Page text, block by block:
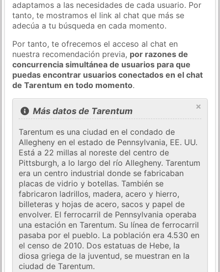
adaptamos a las necesidades de cada usuario. Por
tanto, te mostramos el link al chat que más se
adecúa a tu búsqueda en cada momento.
Por tanto, te ofrecemos el acceso al chat en
nuestra recomendación previa, por razones de
concurrencia simultánea de usuarios para que
puedas encontrar usuarios conectados en el chat
de Tarentum en todo momento.
×
Más datos de Tarentum
Tarentum es una ciudad en el condado de
Allegheny en el estado de Pennsylvania, EE. UU.
Está a 22 millas al noreste del centro de
Pittsburgh, a lo largo del río Allegheny. Tarentum
era un centro industrial donde se fabricaban
placas de vidrio y botellas. También se
fabricaron ladrillos, madera, acero y hierro,
billeteras y hojas de acero, sacos y papel de
envolver. El ferrocarril de Pennsylvania operaba
una estación en Tarentum. Su línea de ferrocarril
pasaba por el pueblo. La población era 4.530 en
el censo de 2010. Dos estatuas de Hebe, la
diosa griega de la juventud, se muestran en la
ciudad de Tarentum.